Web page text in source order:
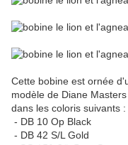
Cette bobine est ornée
modèle de Diane
dans les coloris suivants :
- DB 10 Op Black
- DB 42 S/L Gold